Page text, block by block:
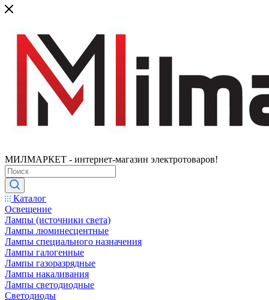
МИЛМАРКЕТ - интернет-магазин электротоваров!
Каталог
Освещение
Лампы (источники света)
Лампы люминесцентные
Лампы специального назначения
Лампы галогенные
Лампы газоразрядные
Лампы накаливания
Лампы светодиодные
Светодиоды